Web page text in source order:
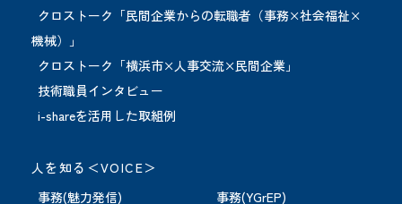
クロストーク「民間企業からの転職者（事務×社会福祉×
機械）」
クロストーク「横浜市×人事交流×民間企業」
技術職員インタビュー
i-shareを活用した取組例
人を知る＜VOICE＞
事務(魅力発信)
事務(YGrEP)